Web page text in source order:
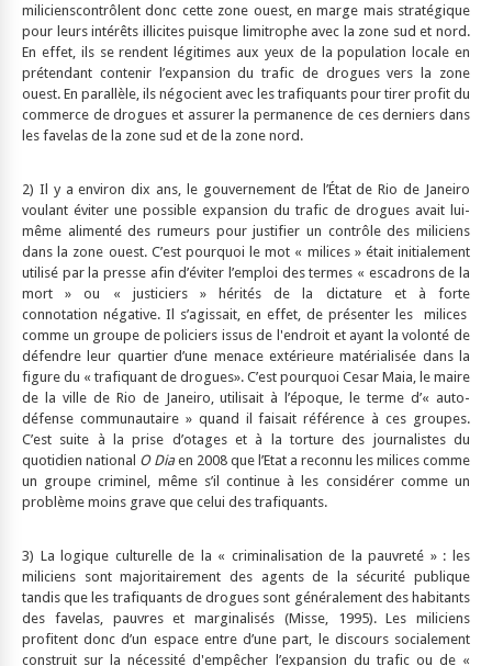
milicienscontrôlent donc cette zone ouest, en marge mais stratégique
pour leurs intérêts illicites puisque limitrophe avec la zone sud et nord.
En effet, ils se rendent légitimes aux yeux de la population locale en
prétendant contenir l’expansion du trafic de drogues vers la zone
ouest. En parallèle, ils négocient avec les trafiquants pour tirer profit du
commerce de drogues et assurer la permanence de ces derniers dans
les favelas de la zone sud et de la zone nord.
2) Il y a environ dix ans, le gouvernement de l’État de Rio de Janeiro
voulant éviter une possible expansion du trafic de drogues avait lui-
même alimenté des rumeurs pour justifier un contrôle des miliciens
dans la zone ouest. C’est pourquoi le mot « milices » était initialement
utilisé par la presse afin d’éviter l’emploi des termes « escadrons de la
mort » ou « justiciers » hérités de la dictature et à forte
connotation négative. Il s’agissait, en effet, de présenter les milices
comme un groupe de policiers issus de l'endroit et ayant la volonté de
défendre leur quartier d’une menace extérieure matérialisée dans la
figure du « trafiquant de drogues». C’est pourquoi Cesar Maia, le maire
de la ville de Rio de Janeiro, utilisait à l’époque, le terme d’« auto-
défense communautaire » quand il faisait référence à ces groupes.
C’est suite à la prise d’otages et à la torture des journalistes du
quotidien national O Diaen 2008 que l’Etat a reconnu les milices comme
un groupe criminel, même s’il continue à les considérer comme un
problème moins grave que celui des trafiquants.
3) La logique culturelle de la « criminalisation de la pauvreté » : les
miliciens sont majoritairement des agents de la sécurité publique
tandis que les trafiquants de drogues sont généralement des habitants
des favelas, pauvres et marginalisés (Misse, 1995). Les miliciens
profitent donc d’un espace entre d’une part, le discours socialement
construit sur la nécessité d'empêcher l’expansion du trafic ou de «